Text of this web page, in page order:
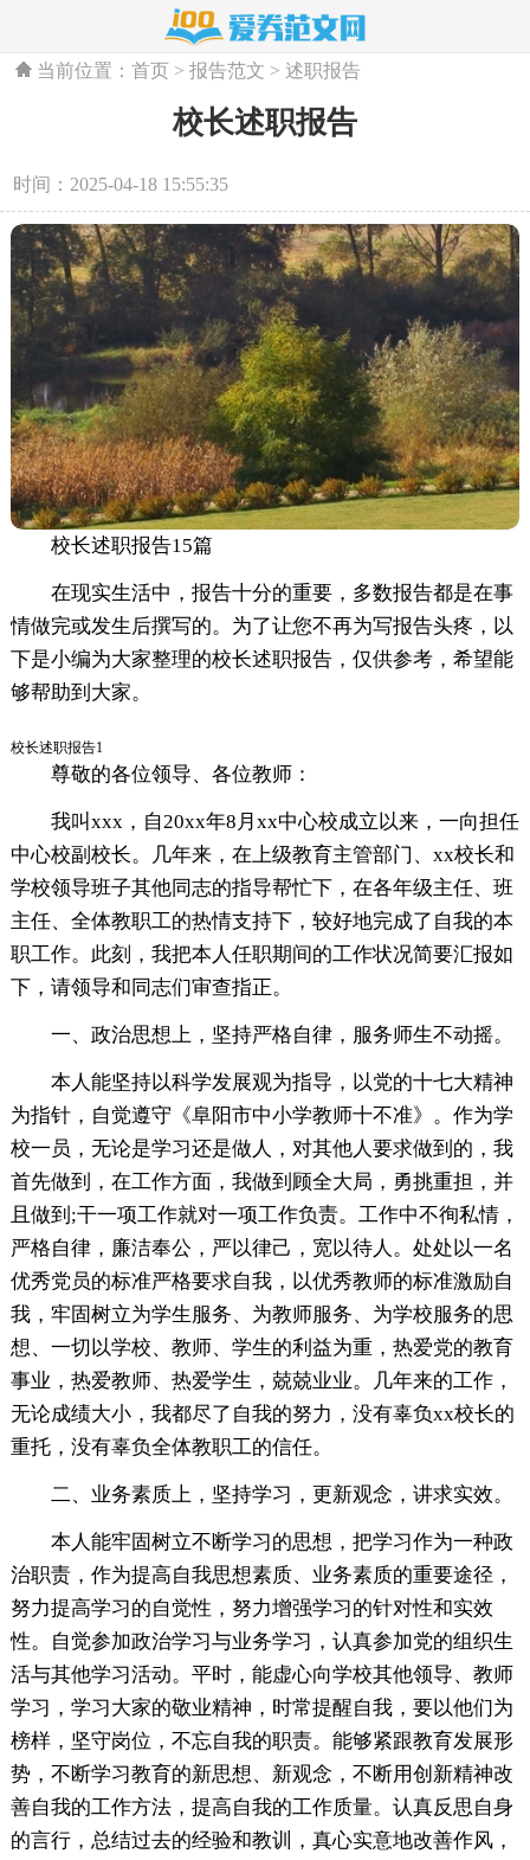
当前位置：首页 >报告范文 >述职报告
校长述职报告
时间：2025-04-18 15:55:35
校长述职报告15篇
在现实生活中，报告十分的重要，多数报告都是在事
情做完或发生后撰写的。为了让您不再为写报告头疼，以
下是小编为大家整理的校长述职报告，仅供参考，希望能
够帮助到大家。
校长述职报告1
尊敬的各位领导、各位教师：
我叫xxx，自20xx年8月xx中心校成立以来，一向担任
中心校副校长。几年来，在上级教育主管部门、xx校长和
学校领导班子其他同志的指导帮忙下，在各年级主任、班
主任、全体教职工的热情支持下，较好地完成了自我的本
职工作。此刻，我把本人任职期间的工作状况简要汇报如
下，请领导和同志们审查指正。
一、政治思想上，坚持严格自律，服务师生不动摇。
本人能坚持以科学发展观为指导，以党的十七大精神
为指针，自觉遵守《阜阳市中小学教师十不准》。作为学
校一员，无论是学习还是做人，对其他人要求做到的，我
首先做到，在工作方面，我做到顾全大局，勇挑重担，并
且做到;干一项工作就对一项工作负责。工作中不徇私情，
严格自律，廉洁奉公，严以律己，宽以待人。处处以一名
优秀党员的标准严格要求自我，以优秀教师的标准激励自
我，牢固树立为学生服务、为教师服务、为学校服务的思
想、一切以学校、教师、学生的利益为重，热爱党的教育
事业，热爱教师、热爱学生，兢兢业业。几年来的工作，
无论成绩大小，我都尽了自我的努力，没有辜负xx校长的
重托，没有辜负全体教职工的信任。
二、业务素质上，坚持学习，更新观念，讲求实效。
本人能牢固树立不断学习的思想，把学习作为一种政
治职责，作为提高自我思想素质、业务素质的重要途径，
努力提高学习的自觉性，努力增强学习的针对性和实效
性。自觉参加政治学习与业务学习，认真参加党的组织生
活与其他学习活动。平时，能虚心向学校其他领导、教师
学习，学习大家的敬业精神，时常提醒自我，要以他们为
榜样，坚守岗位，不忘自我的职责。能够紧跟教育发展形
势，不断学习教育的新思想、新观念，不断用创新精神改
善自我的工作方法，提高自我的工作质量。认真反思自身
的言行，总结过去的经验和教训，真心实意地改善作风，